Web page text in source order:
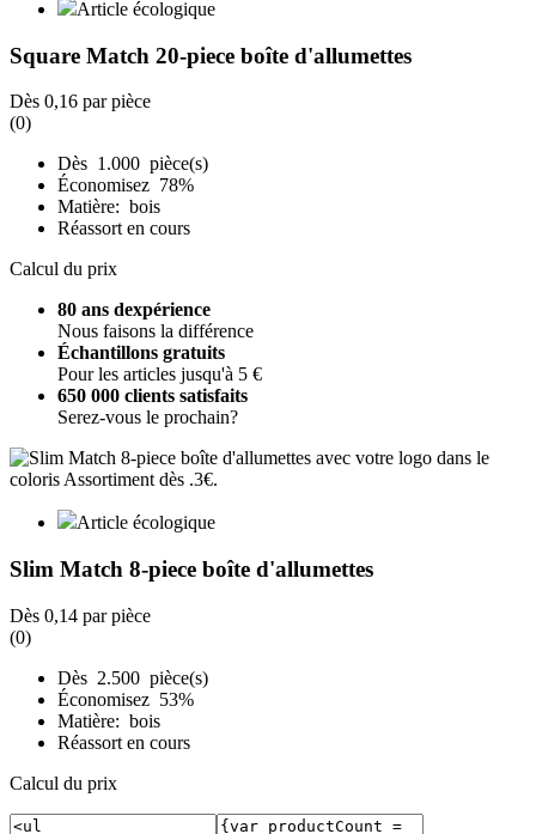
Article écologique
Square Match 20-piece boîte d'allumettes
Dès 0,16 par pièce
(0)
Dès 1.000 pièce(s)
Économisez 78%
Matière: bois
Réassort en cours
Calcul du prix
80 ans dexpérience
Nous faisons la différence
Échantillons gratuits
Pour les articles jusqu'à 5 €
650 000 clients satisfaits
Serez-vous le prochain?
Article écologique
Slim Match 8-piece boîte d'allumettes
Dès 0,14 par pièce
(0)
Dès 2.500 pièce(s)
Économisez 53%
Matière: bois
Réassort en cours
Calcul du prix